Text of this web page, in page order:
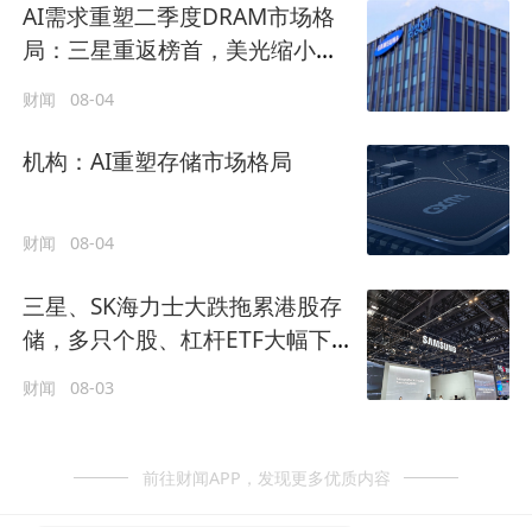
AI需求重塑二季度DRAM市场格
局：三星重返榜首，美光缩小差
财闻 08-04
机构：AI重塑存储市场格局
财闻 08-04
三星、SK海力士大跌拖累港股存
储，多只个股、杠杆ETF大幅下
财闻 08-03
前往财闻APP，发现更多优质内容